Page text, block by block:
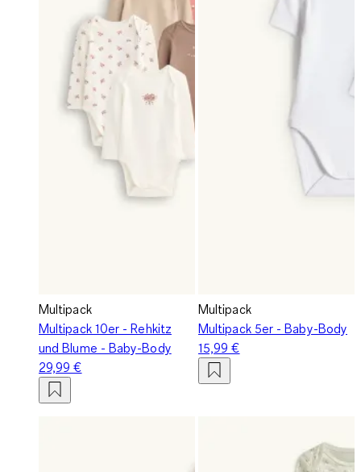
Multipack
Multipack 10er - Rehkitz
und Blume - Baby-Body
29,99 €
Multipack
Multipack 5er - Baby-Body
15,99 €